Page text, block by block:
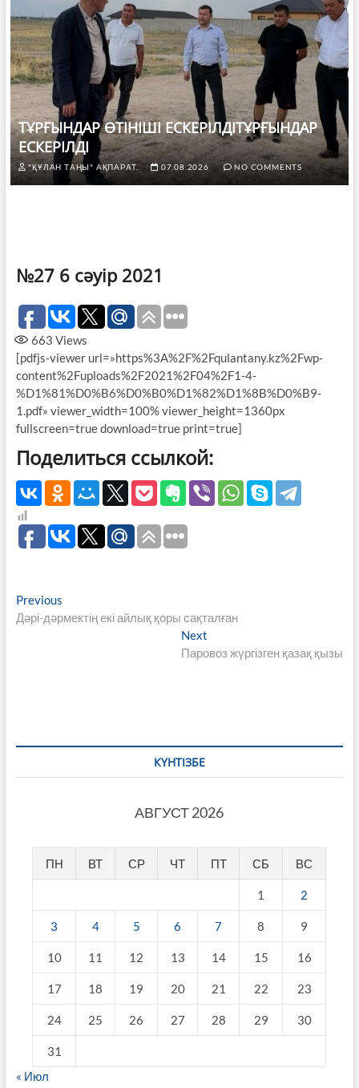
ТҰРҒЫНДАР ӨТІНІШІ ЕСКЕРІЛДІТҰРҒЫНДАР
ЕСКЕРІЛДІ
"ҚҰЛАН ТАҢЫ" АҚПАРАТ. 07.08.2026 NO COMMENTS
№27 6 сәуір 2021
663 Views
[pdfjs-viewer url=»https%3A%2F%2Fqulantany.kz%2Fwp-
content%2Fuploads%2F2021%2F04%2F1-4-
%D1%81%D0%B6%D0%B0%D1%82%D1%8B%D0%B9-
1.pdf» viewer_width=100% viewer_height=1360px
fullscreen=true download=true print=true]
Поделиться ссылкой:
Навигация
по
PreviousPrevious
post:
Дәрі-дәрмектің екі айлық қоры сақталған
Next
post:
Паровоз жүргізген қазақ қызы
КҮНТІЗБЕ
АВГУСТ 2026
ПН ВТ СР ЧТ ПТ СБ ВС
1 2
3 4 5 6 7 8 9
10 11 12 13 14 15 16
17 18 19 20 21 22 23
24 25 26 27 28 29 30
31
« Июл